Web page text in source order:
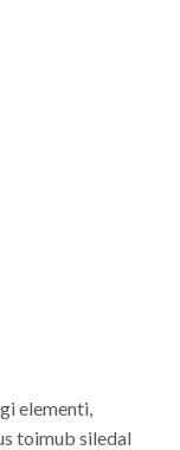
elementi,
toimub siledal